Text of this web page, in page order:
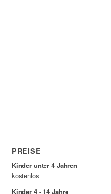
PREISE
Kinder unter 4 Jahren
kostenlos
Kinder 4 - 14 Jahre